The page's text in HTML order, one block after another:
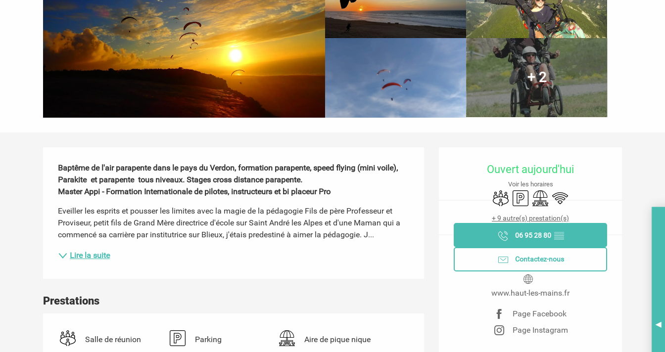
+ 2
Ouverture et coordonnées
Ouvert aujourd'hui
Voir les horaires
Salle de réunion
ParkingAire de pique nique
WiFi
+ 9 autre(s) prestation(s)
06 95 28 80 ▒▒
Contactez-nous
www.haut-les-mains.fr
Page Facebook
Page Instagram
Description
Baptême de l'air parapente dans le pays du Verdon, formation parapente, speed flying (mini voile),
Parakite  et parapente  tous niveaux. Stages cross distance parapente.
Master Appi - Formation Internationale de pilotes, instructeurs et bi placeur Pro
Eveiller les esprits et pousser les limites avec la magie de la pédagogie Fils de père Professeur et
Proviseur, petit fils de Grand Mère directrice d'école sur Saint André les Alpes et d'une Maman qui a
commencé sa carrière par institutrice sur Blieux, j'étais predestiné à aimer la pédagogie. J...
Lire la suite
Prestations
Salle de réunion Parking Aire de pique nique